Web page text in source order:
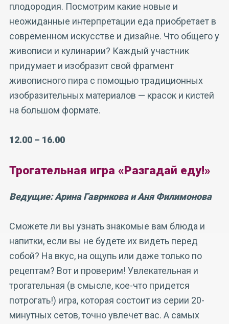
плодородия. Посмотрим какие новые и
неожиданные интерпретации еда приобретает в
современном искусстве и дизайне. Что общего у
живописи и кулинарии? Каждый участник
придумает и изобразит свой фрагмент
живописного пира с помощью традиционных
изобразительных материалов — красок и кистей
на большом формате.
12.00 – 16.00
Трогательная игра «Разгадай еду!»
Ведущие: Арина Гаврикова и Аня Филимонова
Сможете ли вы узнать знакомые вам блюда и
напитки, если вы не будете их видеть перед
собой? На вкус, на ощупь или даже только по
рецептам? Вот и проверим! Увлекательная и
трогательная (в смысле, кое-что придется
потрогать!) игра, которая состоит из серии 20-
минутных сетов, точно увлечет вас. А самых